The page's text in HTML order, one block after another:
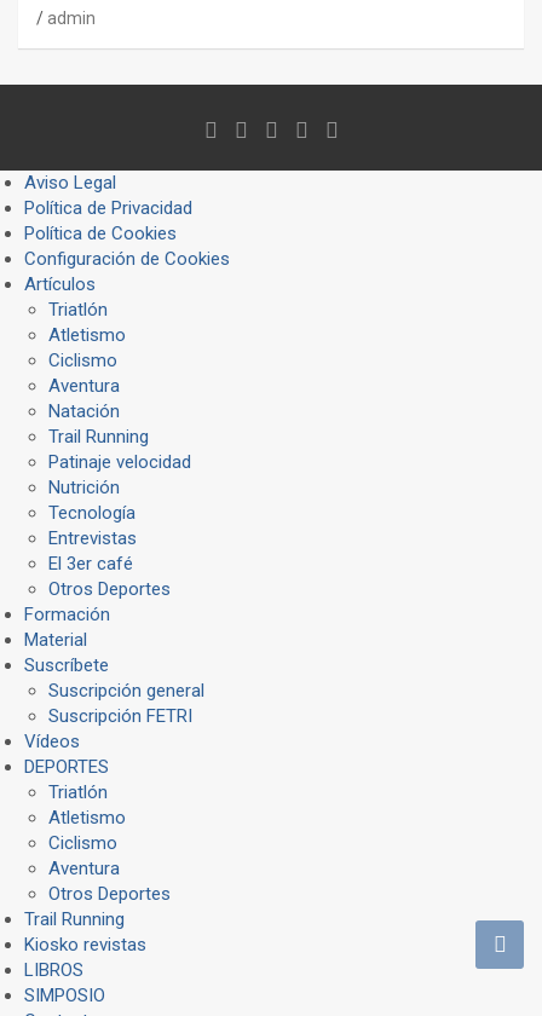
admin
Aviso Legal
Política de Privacidad
Política de Cookies
Configuración de Cookies
Artículos
Triatlón
Atletismo
Ciclismo
Aventura
Natación
Trail Running
Patinaje velocidad
Nutrición
Tecnología
Entrevistas
El 3er café
Otros Deportes
Formación
Material
Suscríbete
Suscripción general
Suscripción FETRI
Vídeos
DEPORTES
Triatlón
Atletismo
Ciclismo
Aventura
Otros Deportes
Trail Running
Kiosko revistas
LIBROS
SIMPOSIO